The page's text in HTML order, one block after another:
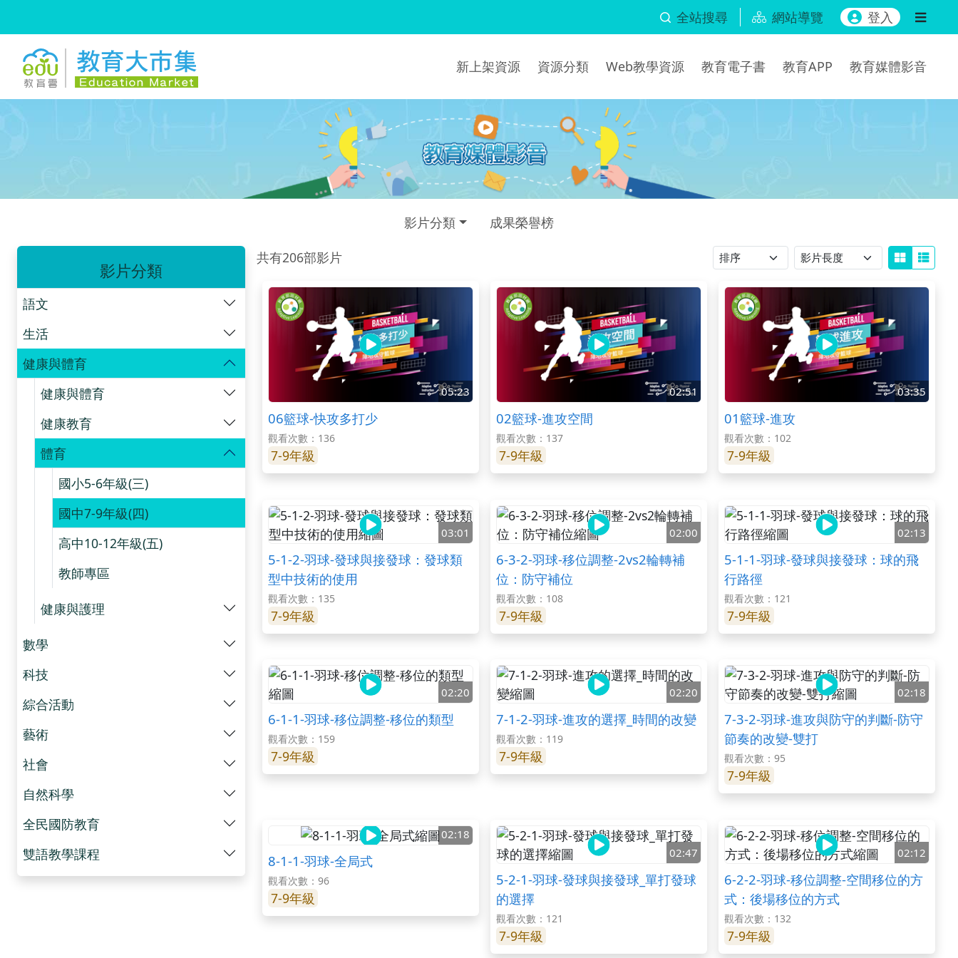
全站搜尋 網站導覽 登入
新上架資源 資源分類 Web教學資源 教育電子書 教育APP 教育媒體影音
影片分類 成果榮譽榜
影片分類
語文
生活
健康與體育
健康與體育
健康教育
體育
國小5-6年級(三)
國中7-9年級(四)
高中10-12年級(五)
教師專區
健康與護理
數學
科技
綜合活動
藝術
社會
自然科學
全民國防教育
雙語教學課程
共有206部影片 排序 影片長度
05:23
06籃球-快攻多打少
觀看次數：136
7-9年級
02:51
02籃球-進攻空間
觀看次數：137
7-9年級
03:35
01籃球-進攻
觀看次數：102
7-9年級
03:01
5-1-2-羽球-發球與接發球：發球類
型中技術的使用
觀看次數：135
7-9年級
02:00
6-3-2-羽球-移位調整-2vs2輪轉補
位：防守補位
觀看次數：108
7-9年級
02:13
5-1-1-羽球-發球與接發球：球的飛
行路徑
觀看次數：121
7-9年級
02:20
6-1-1-羽球-移位調整-移位的類型
觀看次數：159
7-9年級
02:20
7-1-2-羽球-進攻的選擇_時間的改變
觀看次數：119
7-9年級
02:18
7-3-2-羽球-進攻與防守的判斷-防守
節奏的改變-雙打
觀看次數：95
7-9年級
02:18
8-1-1-羽球-全局式
觀看次數：96
7-9年級
02:47
5-2-1-羽球-發球與接發球_單打發球
的選擇
觀看次數：121
7-9年級
02:12
6-2-2-羽球-移位調整-空間移位的方
式：後場移位的方式
觀看次數：132
7-9年級